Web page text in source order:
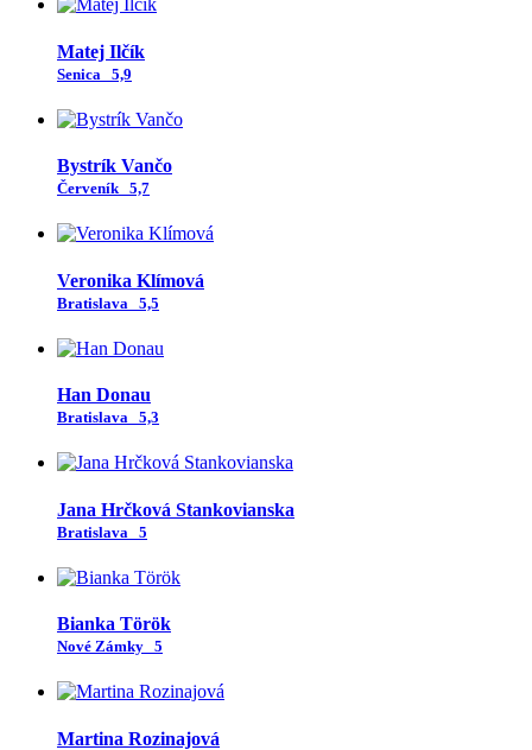
Matej Ilčík
Senica 5,9
Bystrík Vančo
Červeník 5,7
Veronika Klímová
Bratislava 5,5
Han Donau
Bratislava 5,3
Jana Hrčková Stankovianska
Bratislava 5
Bianka Török
Nové Zámky 5
Martina Rozinajová